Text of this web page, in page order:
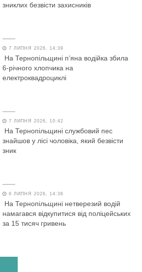
зниклих безвісти захисників
7 ЛИПНЯ 2026, 14:39
На Тернопільщині п’яна водійка збила
6-річного хлопчика на
електроквадроциклі
7 ЛИПНЯ 2026, 10:42
На Тернопільщині службовий пес
знайшов у лісі чоловіка, який безвісти
зник
6 ЛИПНЯ 2026, 14:36
На Тернопільщині нетверезий водій
намагався відкупитися від поліцейських
за 15 тисяч гривень